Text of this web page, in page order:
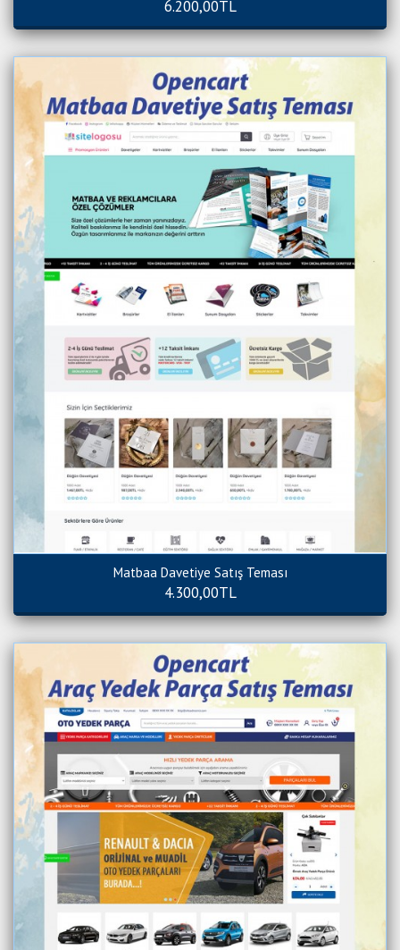
6.200,00TL
Matbaa Davetiye Satış Teması
4.300,00TL